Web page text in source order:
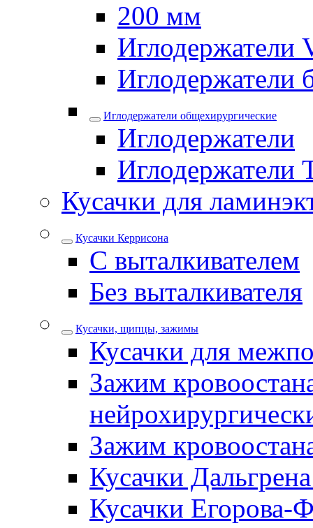
200 мм
Иглодержатели
Иглодержатели
Иглодержатели общехирургические
Иглодержатели
Иглодержатели
Кусачки для
Кусачки Керрисона
С выталкивателем
Без выталкивателя
Кусачки, щипцы, зажимы
Кусачки для
Зажим
Зажим
Кусачки
Кусачки Егорова-